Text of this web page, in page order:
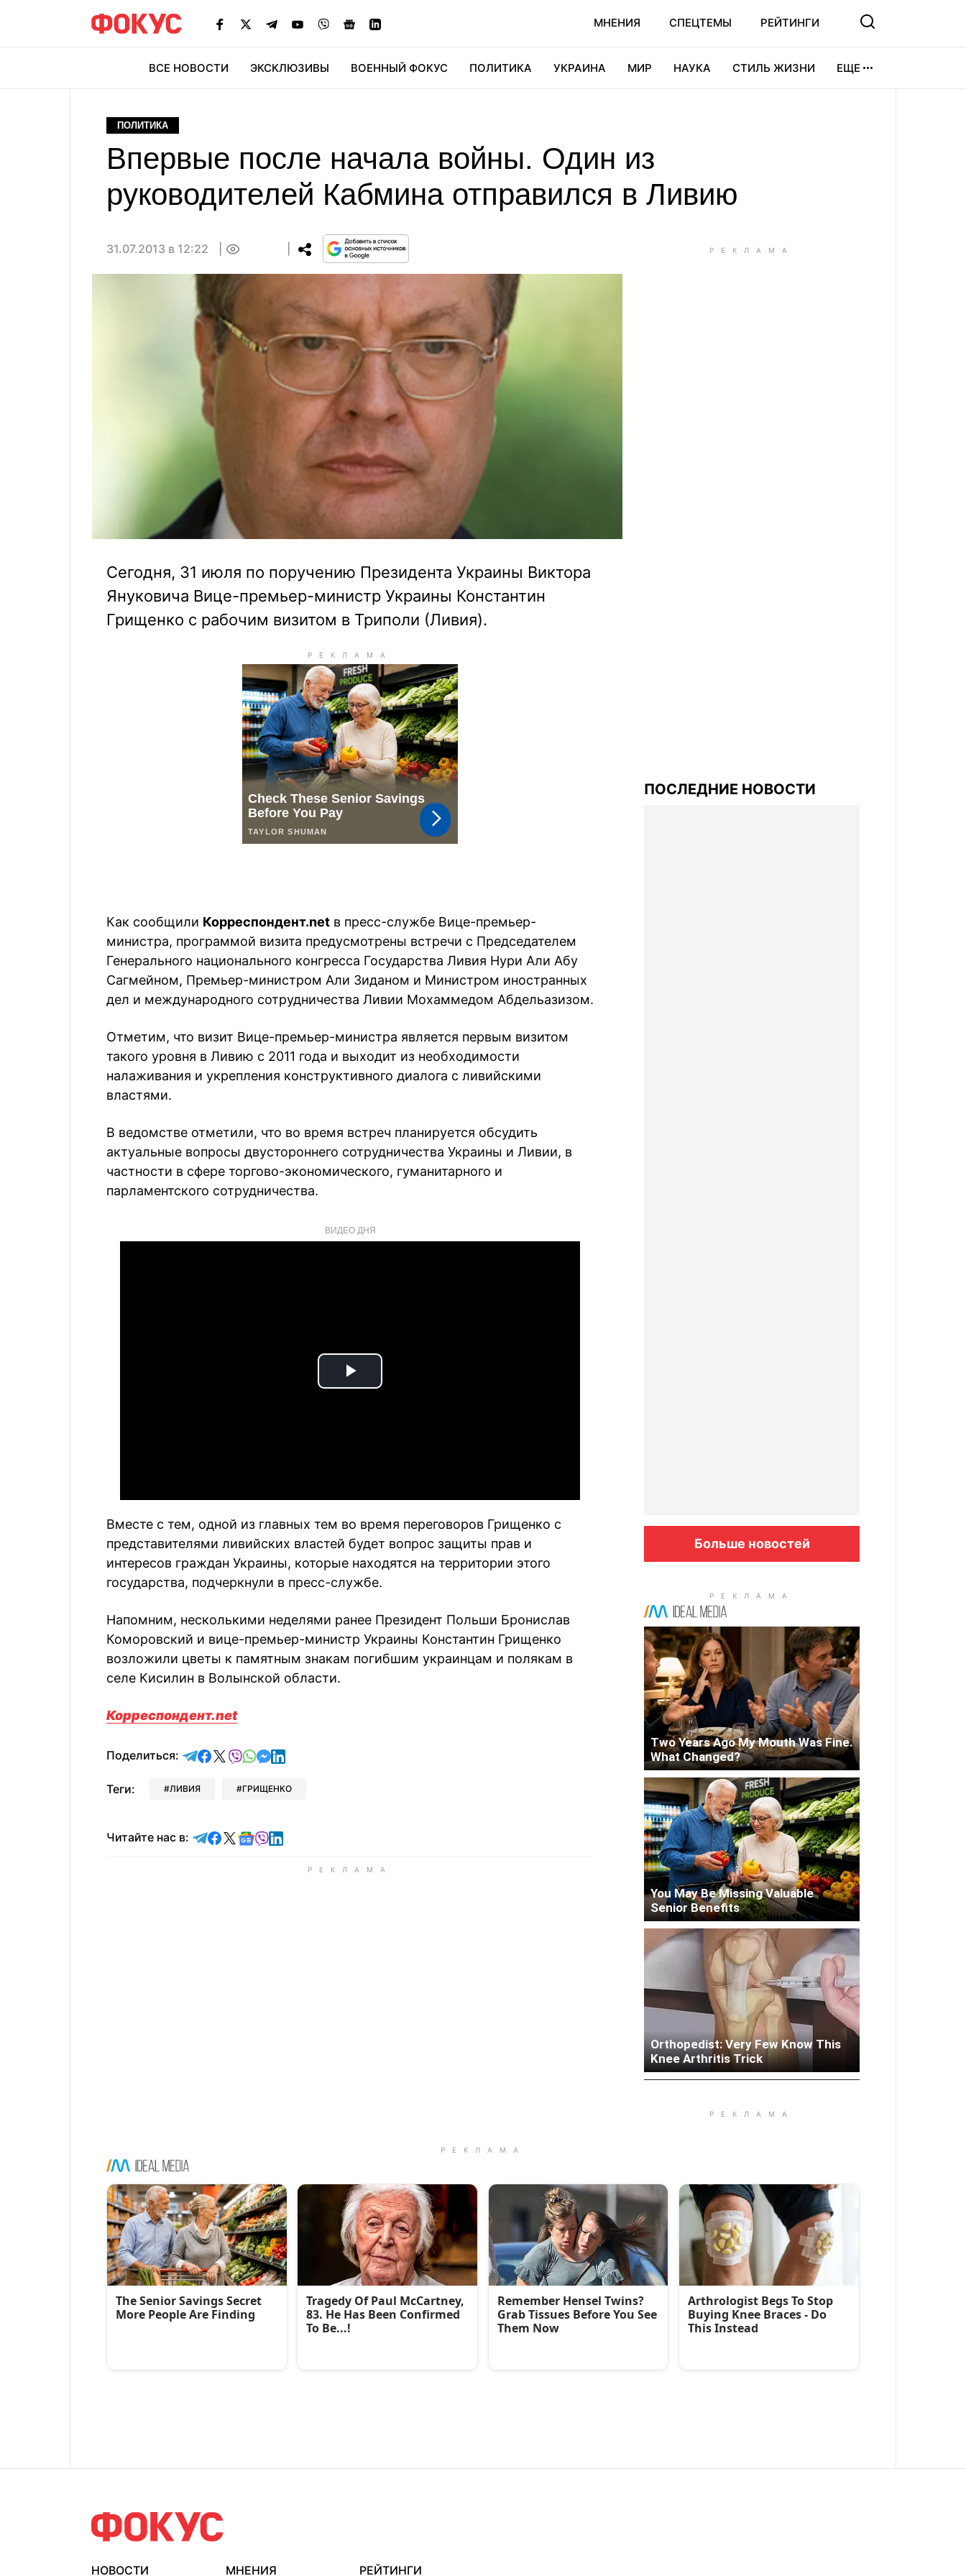
МНЕНИЯ СПЕЦТЕМЫ РЕЙТИНГИ
ВСЕ НОВОСТИ ЭКСКЛЮЗИВЫ ВОЕННЫЙ ФОКУС ПОЛИТИКА УКРАИНА МИР НАУКА СТИЛЬ ЖИЗНИ ЕЩЕ
ПОЛИТИКА
Впервые после начала войны. Один из
руководителей Кабмина отправился в Ливию
31.07.2013 в 12:22
Сегодня, 31 июля по поручению Президента Украины Виктора
Януковича Вице-премьер-министр Украины Константин
Грищенко с рабочим визитом в Триполи (Ливия).
Как сообщили Корреспондент.net в пресс-службе Вице-премьер-
министра, программой визита предусмотрены встречи с Председателем
Генерального национального конгресса Государства Ливия Нури Али Абу
Сагмейном, Премьер-министром Али Зиданом и Министром иностранных
дел и международного сотрудничества Ливии Мохаммедом Абдельазизом.
Отметим, что визит Вице-премьер-министра является первым визитом
такого уровня в Ливию с 2011 года и выходит из необходимости
налаживания и укрепления конструктивного диалога с ливийскими
властями.
В ведомстве отметили, что во время встреч планируется обсудить
актуальные вопросы двустороннего сотрудничества Украины и Ливии, в
частности в сфере торгово-экономического, гуманитарного и
парламентского сотрудничества.
ВИДЕО ДНЯ
Play
Вместе с тем, одной из главных тем во время переговоров Грищенко с
представителями ливийских властей будет вопрос защиты прав и
интересов граждан Украины, которые находятся на территории этого
государства, подчеркнули в пресс-службе.
Напомним, несколькими неделями ранее Президент Польши Бронислав
Коморовский и вице-премьер-министр Украины Константин Грищенко
возложили цветы к памятным знакам погибшим украинцам и полякам в
селе Кисилин в Волынской области.
Корреспондент.net
Поделиться: отправить в Telegram
поделиться в Facebook
поделиться в X
отправить в Viber
отправить в Whatsapp
отправить в Messenger
отправить в LinkedIn
Теги: ЛИВИЯ ГРИЩЕНКО
Читайте нас в: Читайте в Telegram
Читайте в Facebook
Читайте в X
Читайте в Google news
Читайте в Viber
Читайте в LinkedIn
ПОСЛЕДНИЕ НОВОСТИ
Больше новостей
НОВОСТИ МНЕНИЯ РЕЙТИНГИ